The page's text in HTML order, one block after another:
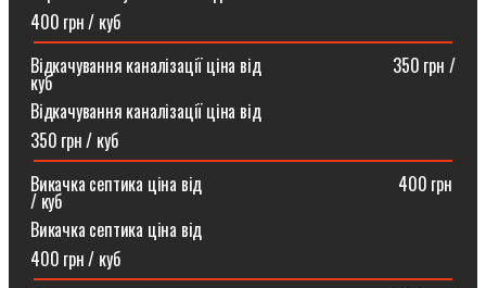
400 грн / куб
Відкачування каналізації ціна від ⠀⠀⠀⠀⠀⠀⠀⠀⠀⠀350 грн /
куб
Відкачування каналізації ціна від
350 грн / куб
Викачка септика ціна від ⠀⠀⠀⠀⠀⠀⠀⠀⠀⠀⠀⠀⠀⠀⠀400 грн
/ куб
Викачка септика ціна від
400 грн / куб